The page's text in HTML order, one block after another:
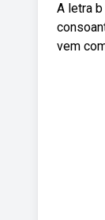
A letra
vem